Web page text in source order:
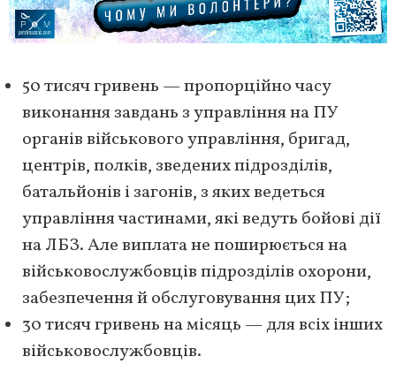
50 тисяч гривень — пропорційно часу
виконання завдань з управління на ПУ
органів військового управління, бригад,
центрів, полків, зведених підрозділів,
батальйонів і загонів, з яких ведеться
управління частинами, які ведуть бойові дії
на ЛБЗ. Але виплата не поширюється на
військовослужбовців підрозділів охорони,
забезпечення й обслуговування цих ПУ;
30 тисяч гривень на місяць — для всіх інших
військовослужбовців.